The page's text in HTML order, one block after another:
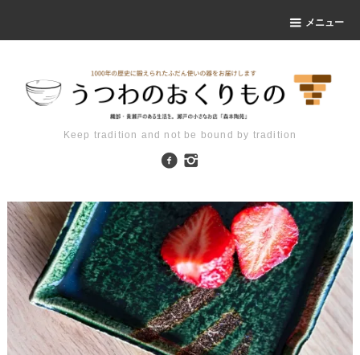
メニュー
Keep tradition and not be bound by tradition